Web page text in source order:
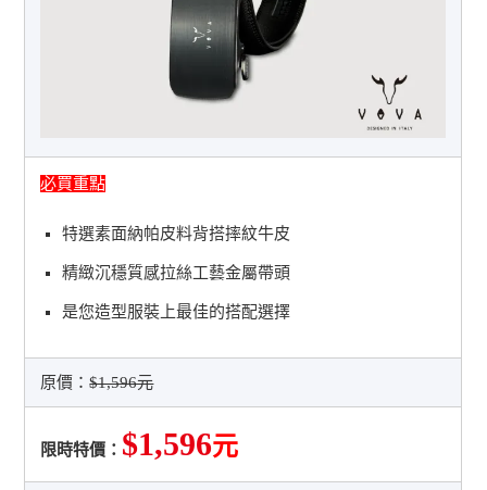
必買重點
特選素面納帕皮料背搭摔紋牛皮
精緻沉穩質感拉絲工藝金屬帶頭
是您造型服裝上最佳的搭配選擇
原價：$1,596元
限時特價： $1,596元